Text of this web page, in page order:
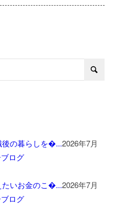
後の暮らしを�...2026年7月
ログ
たいお金のこ�...2026年7月
ログ